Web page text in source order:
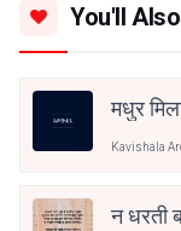
You'll
मधुर
Kavishala
न धरती